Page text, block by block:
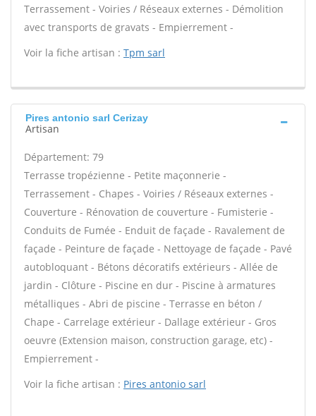
Terrassement - Voiries / Réseaux externes - Démolition
avec transports de gravats - Empierrement -
Voir la fiche artisan : Tpm sarl
Pires antonio sarl Cerizay
Artisan
Département: 79
Terrasse tropézienne - Petite maçonnerie -
Terrassement - Chapes - Voiries / Réseaux externes -
Couverture - Rénovation de couverture - Fumisterie -
Conduits de Fumée - Enduit de façade - Ravalement de
façade - Peinture de façade - Nettoyage de façade - Pavé
autobloquant - Bétons décoratifs extérieurs - Allée de
jardin - Clôture - Piscine en dur - Piscine à armatures
métalliques - Abri de piscine - Terrasse en béton /
Chape - Carrelage extérieur - Dallage extérieur - Gros
oeuvre (Extension maison, construction garage, etc) -
Empierrement -
Voir la fiche artisan : Pires antonio sarl